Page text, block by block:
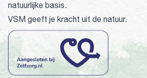
natuurlijke basis.
VSM geeft je kracht uit de natuur.